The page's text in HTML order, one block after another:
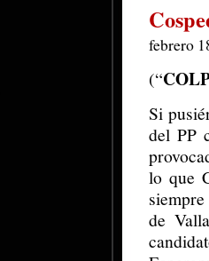
febrero
(“
Si
del PP
lo que
de